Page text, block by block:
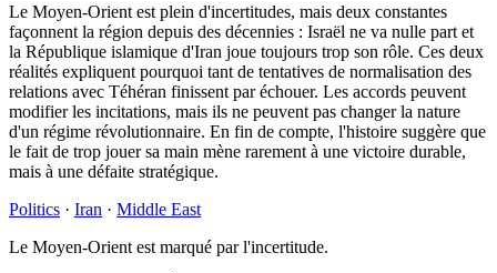
Le Moyen-Orient est plein d'incertitudes, mais deux constantes
façonnent la région depuis des décennies : Israël ne va nulle part et
la République islamique d'Iran joue toujours trop son rôle. Ces deux
réalités expliquent pourquoi tant de tentatives de normalisation des
relations avec Téhéran finissent par échouer. Les accords peuvent
modifier les incitations, mais ils ne peuvent pas changer la nature
d'un régime révolutionnaire. En fin de compte, l'histoire suggère que
le fait de trop jouer sa main mène rarement à une victoire durable,
mais à une défaite stratégique.
Politics · Iran · Middle East
Le Moyen-Orient est marqué par l'incertitude.